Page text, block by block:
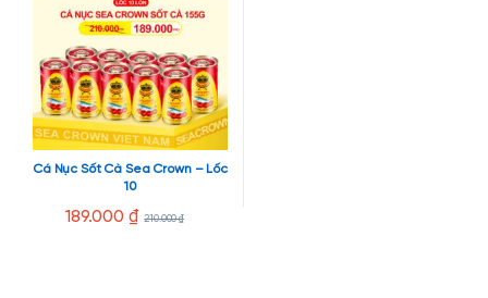
Cá Nục Sốt Cà Sea Crown – Lốc
10
189.000 ₫ 210.000₫